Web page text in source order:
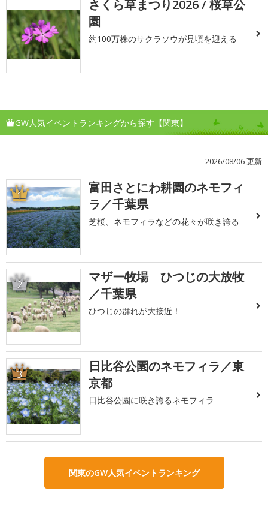
さくら草まつり2026 / 桜草公
園
約100万株のサクラソウが見頃を迎える
GW人気イベントランキングから探す【関東】
2026/08/06 更新
1
富田さとにわ耕園のネモフィ
ラ／千葉県
芝桜、ネモフィラなどの花々が咲き誇る
2
マザー牧場 ひつじの大放牧
／千葉県
ひつじの群れが大接近！
3
日比谷公園のネモフィラ／東
京都
日比谷公園に咲き誇るネモフィラ
関東のGW人気イベントランキング